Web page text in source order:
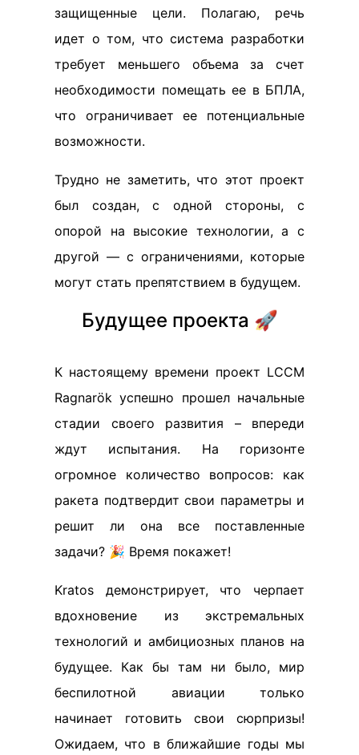
защищенные цели. Полагаю, речь
идет о том, что система разработки
требует меньшего объема за счет
необходимости помещать ее в БПЛА,
что ограничивает ее потенциальные
возможности.
Трудно не заметить, что этот проект
был создан, с одной стороны, с
опорой на высокие технологии, а с
другой — с ограничениями, которые
могут стать препятствием в будущем.
Будущее проекта 🚀
К настоящему времени проект LCCM
Ragnarök успешно прошел начальные
стадии своего развития – впереди
ждут испытания. На горизонте
огромное количество вопросов: как
ракета подтвердит свои параметры и
решит ли она все поставленные
задачи? 🎉 Время покажет!
Kratos демонстрирует, что черпает
вдохновение из экстремальных
технологий и амбициозных планов на
будущее. Как бы там ни было, мир
беспилотной авиации только
начинает готовить свои сюрпризы!
Ожидаем, что в ближайшие годы мы